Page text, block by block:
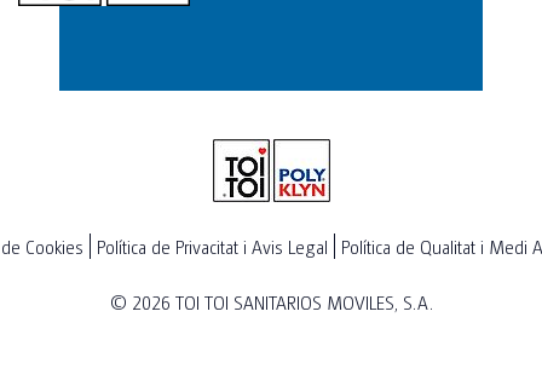
© 2026 TOI TOI SANITARIOS MOVILES, S.A.
Cookies Política de Privacitat i Avis Legal Política de Qualitat i Medi